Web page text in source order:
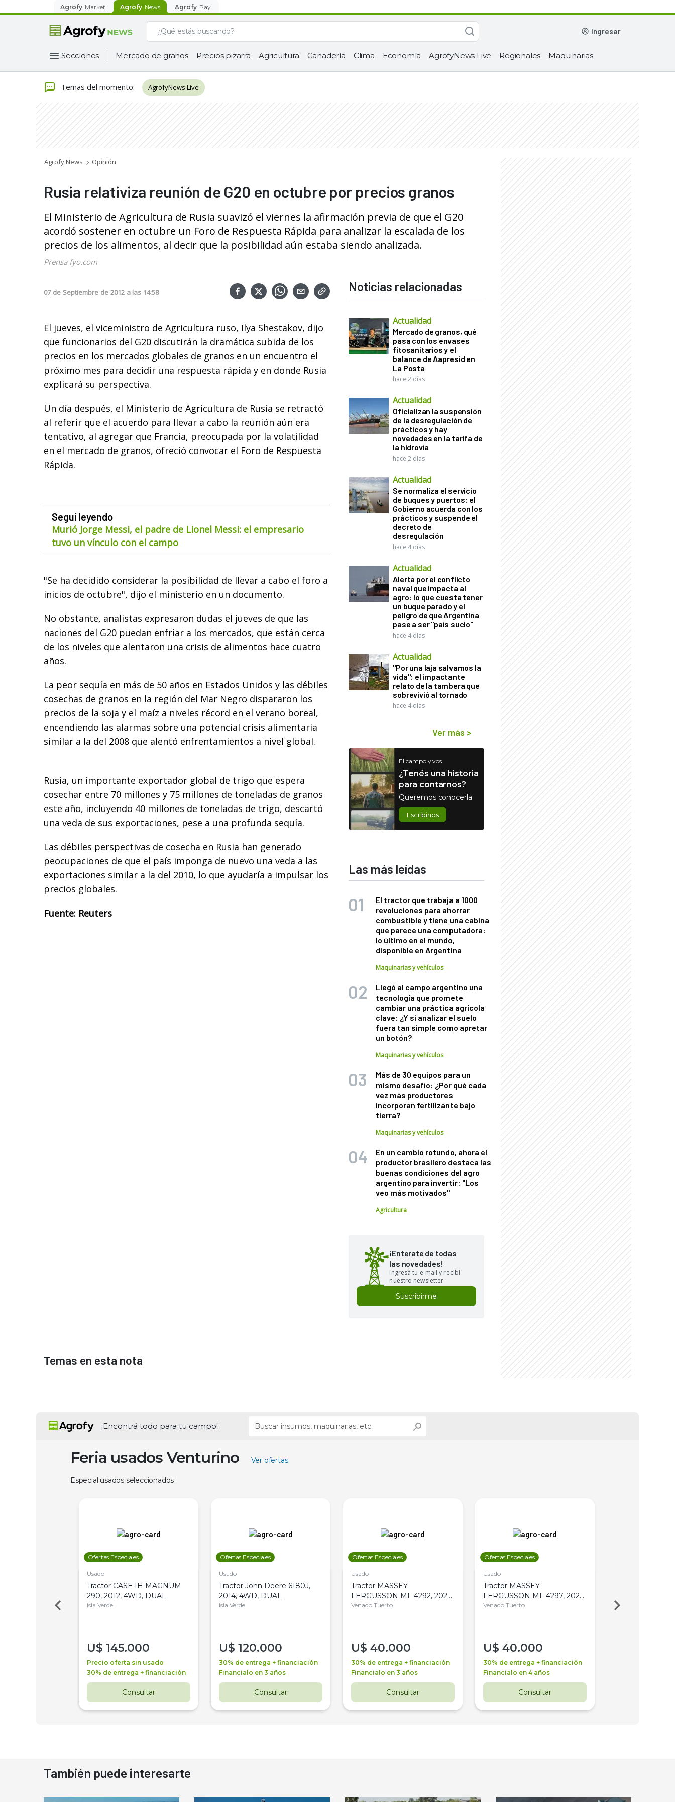
Agrofy Market Agrofy News Agrofy Pay
ingresar
Secciones Mercado de granos Precios pizarra Agricultura Ganadería Clima Economía AgrofyNews Live Regionales Maquinarias
Temas del momento: AgrofyNews Live
Agrofy News Opinión
Rusia relativiza reunión de G20 en octubre por precios granos
El Ministerio de Agricultura de Rusia suavizó el viernes la afirmación previa de que el G20
acordó sostener en octubre un Foro de Respuesta Rápida para analizar la escalada de los
precios de los alimentos, al decir que la posibilidad aún estaba siendo analizada.
Prensa fyo.com
07 de Septiembre de 2012 a las 14:58
El jueves, el viceministro de Agricultura ruso, Ilya Shestakov, dijo
que funcionarios del G20 discutirán la dramática subida de los
precios en los mercados globales de granos en un encuentro el
próximo mes para decidir una respuesta rápida y en donde Rusia
explicará su perspectiva.
Un día después, el Ministerio de Agricultura de Rusia se retractó
al referir que el acuerdo para llevar a cabo la reunión aún era
tentativo, al agregar que Francia, preocupada por la volatilidad
en el mercado de granos, ofreció convocar el Foro de Respuesta
Rápida.
Seguí leyendo
Murió Jorge Messi, el padre de Lionel Messi: el empresario
tuvo un vínculo con el campo
"Se ha decidido considerar la posibilidad de llevar a cabo el foro a
inicios de octubre", dijo el ministerio en un documento.
No obstante, analistas expresaron dudas el jueves de que las
naciones del G20 puedan enfriar a los mercados, que están cerca
de los niveles que alentaron una crisis de alimentos hace cuatro
años.
La peor sequía en más de 50 años en Estados Unidos y las débiles
cosechas de granos en la región del Mar Negro dispararon los
precios de la soja y el maíz a niveles récord en el verano boreal,
encendiendo las alarmas sobre una potencial crisis alimentaria
similar a la del 2008 que alentó enfrentamientos a nivel global.
Rusia, un importante exportador global de trigo que espera
cosechar entre 70 millones y 75 millones de toneladas de granos
este año, incluyendo 40 millones de toneladas de trigo, descartó
una veda de sus exportaciones, pese a una profunda sequía.
Las débiles perspectivas de cosecha en Rusia han generado
peocupaciones de que el país imponga de nuevo una veda a las
exportaciones similar a la del 2010, lo que ayudaría a impulsar los
precios globales.
Fuente: Reuters
Noticias relacionadas
Actualidad
Mercado de granos, qué
pasa con los envases
fitosanitarios y el
balance de Aapresid en
La Posta
hace 2 días
Actualidad
Oficializan la suspensión
de la desregulación de
prácticos y hay
novedades en la tarifa de
la hidrovía
hace 2 días
Actualidad
Se normaliza el servicio
de buques y puertos: el
Gobierno acuerda con los
prácticos y suspende el
decreto de
desregulación
hace 4 días
Actualidad
Alerta por el conflicto
naval que impacta al
agro: lo que cuesta tener
un buque parado y el
peligro de que Argentina
pase a ser "país sucio"
hace 4 días
Actualidad
"Por una laja salvamos la
vida": el impactante
relato de la tambera que
sobrevivió al tornado
hace 4 días
Ver más >
El campo y vos
¿Tenés una historia
para contarnos?
Queremos conocerla
Escribinos
Las más leídas
El tractor que trabaja a 1000
revoluciones para ahorrar
combustible y tiene una cabina
que parece una computadora:
lo último en el mundo,
disponible en Argentina
Maquinarias y vehículos
Llegó al campo argentino una
tecnología que promete
cambiar una práctica agrícola
clave: ¿Y si analizar el suelo
fuera tan simple como apretar
un botón?
Maquinarias y vehículos
Más de 30 equipos para un
mismo desafío: ¿Por qué cada
vez más productores
incorporan fertilizante bajo
tierra?
Maquinarias y vehículos
En un cambio rotundo, ahora el
productor brasilero destaca las
buenas condiciones del agro
argentino para invertir: "Los
veo más motivados"
Agricultura
¡Enterate de todas
las novedades!
Ingresá tu e-mail y recibí
nuestro newsletter
Suscribirme
Temas en esta nota
¡Encontrá todo para tu campo!
Feria usados Venturino Ver ofertas
Especial usados seleccionados
Ofertas Especiales
Usado
Tractor CASE IH MAGNUM
290, 2012, 4WD, DUAL
Isla Verde
U$ 145.000
Precio oferta sin usado
30% de entrega + financiación
Consultar
Ofertas Especiales
Usado
Tractor John Deere 6180J,
2014, 4WD, DUAL
Isla Verde
U$ 120.000
30% de entrega + financiación
Financialo en 3 años
Consultar
Ofertas Especiales
Usado
Tractor MASSEY
FERGUSSON MF 4292, 2020,
4WD, PATON
Venado Tuerto
U$ 40.000
30% de entrega + financiación
Financialo en 3 años
Consultar
Ofertas Especiales
Usado
Tractor MASSEY
FERGUSSON MF 4297, 2020,
4WD, PATON
Venado Tuerto
U$ 40.000
30% de entrega + financiación
Financialo en 4 años
Consultar
Venado Tuerto
También puede interesarte